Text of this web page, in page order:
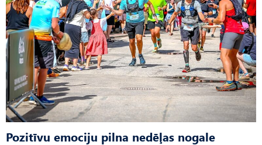
Pozitīvu emociju pilna nedēļas nogale